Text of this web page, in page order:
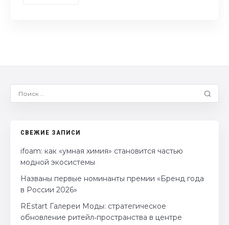
СВЕЖИЕ ЗАПИСИ
ifoam: как «умная химия» становится частью
модной экосистемы
Названы первые номинанты премии «Бренд года
в России 2026»
REstart Галереи Моды: стратегическое
обновление ритейл‑пространства в центре